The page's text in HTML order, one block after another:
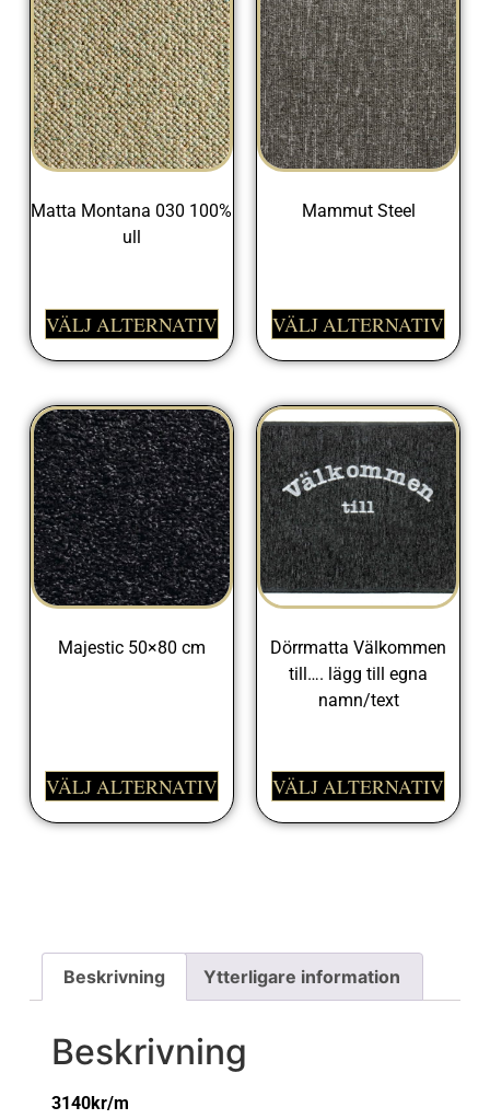
Matta Montana 030 100%
ull
VÄLJ ALTERNATIV
Mammut Steel
VÄLJ ALTERNATIV
Majestic 50×80 cm
VÄLJ ALTERNATIV
Dörrmatta Välkommen
till…. lägg till egna
namn/text
VÄLJ ALTERNATIV
Beskrivning Ytterligare information
Beskrivning
3140kr/m